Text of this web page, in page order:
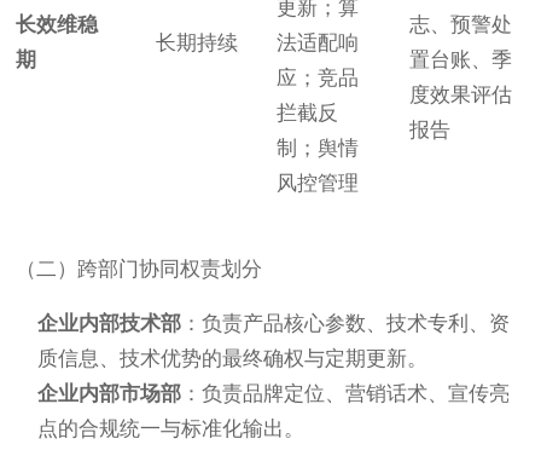
长效维稳
期
长期持续
更新；算
法适配响
应；竞品
拦截反
制；舆情
风控管理
志、预警处
置台账、季
度效果评估
报告
（二）跨部门协同权责划分
企业内部技术部 ：负责产品核心参数、技术专利、资
质信息、技术优势的最终确权与定期更新。
企业内部市场部 ：负责品牌定位、营销话术、宣传亮
点的合规统一与标准化输出。